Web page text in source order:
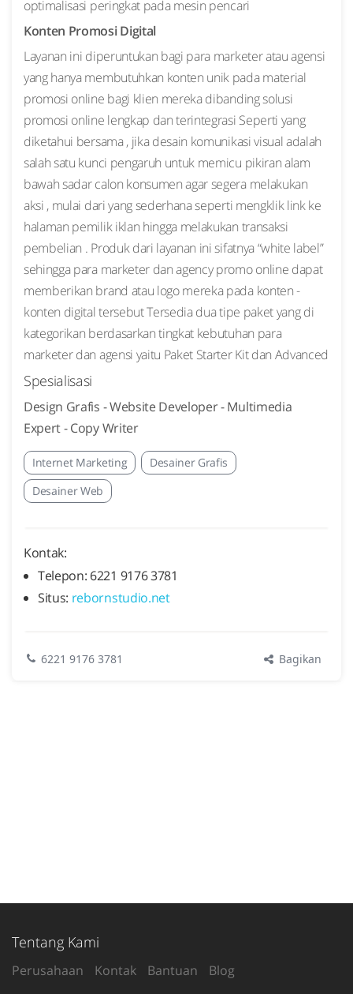
optimalisasi peringkat pada mesin pencari
Konten Promosi Digital
Layanan ini diperuntukan bagi para marketer atau agensi
yang hanya membutuhkan konten unik pada material
promosi online bagi klien mereka dibanding solusi
promosi online lengkap dan terintegrasi Seperti yang
diketahui bersama , jika desain komunikasi visual adalah
salah satu kunci pengaruh untuk memicu pikiran alam
bawah sadar calon konsumen agar segera melakukan
aksi , mulai dari yang sederhana seperti mengklik link ke
halaman pemilik iklan hingga melakukan transaksi
pembelian . Produk dari layanan ini sifatnya “white label”
sehingga para marketer dan agency promo online dapat
memberikan brand atau logo mereka pada konten -
konten digital tersebut Tersedia dua tipe paket yang di
kategorikan berdasarkan tingkat kebutuhan para
marketer dan agensi yaitu Paket Starter Kit dan Advanced
Spesialisasi
Design Grafis - Website Developer - Multimedia
Expert - Copy Writer
Internet Marketing
Desainer Grafis
Desainer Web
Kontak:
Telepon: 6221 9176 3781
Situs: rebornstudio.net
6221 9176 3781 Bagikan
Tentang Kami
Perusahaan Kontak Bantuan Blog